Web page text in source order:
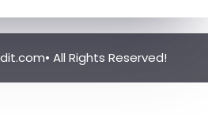
All Rights Reserved!